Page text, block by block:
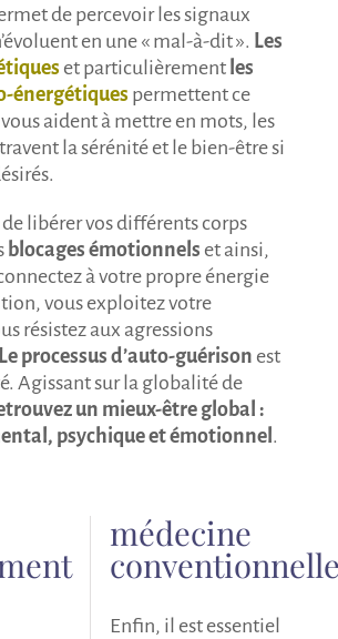
de percevoir les signaux
en une « mal-à-dit ». Les
et particulièrement les
énergétiques permettent ce
aident à mettre en mots, les
la sérénité et le bien-être si
de libérer vos différents corps
blocages émotionnels et ainsi,
à votre propre énergie
vous exploitez votre
résistez aux agressions
Le processus d’auto-guérison est
Agissant sur la globalité de
un mieux-être global :
psychique et émotionnel .
médecine
Enfin, il est essentiel